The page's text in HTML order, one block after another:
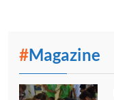
#Magazine